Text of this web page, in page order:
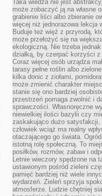
Taka wiedza nie jest
może zobaczyć ją na własne
grabienie liści albo zbieranie
więcej niż jednorazowa lekcja
Buduje też więź z przyrodą,
może przełożyć się na
ekologiczną. Nie trzeba
działką, by czerpać korzyści
Coraz więcej osób urządza
tarasy pełne roślin albo
kilka donic z ziołami,
może zmienić charakter
stanie się ono bardziej
przestrzeń pomaga zwolnić i
sprawczości. Własnoręczne
niewielkiej ilości bazylii czy
zaskakująco dużo satysfakcji,
człowiek wciąż ma realny
otaczającego go świata.
istotną rolę społeczną. To
posiłków, rozmów, zabaw i
Letnie wieczory spędzone na
ustawionym pośród zieleni
pamięć bardziej niż wiele
wydarzeń. Zieleń sprzyja
atmosferze. Ludzie chętniej